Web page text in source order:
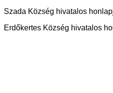
Szada Község hivatalos
Erdőkertes Község hivatalos